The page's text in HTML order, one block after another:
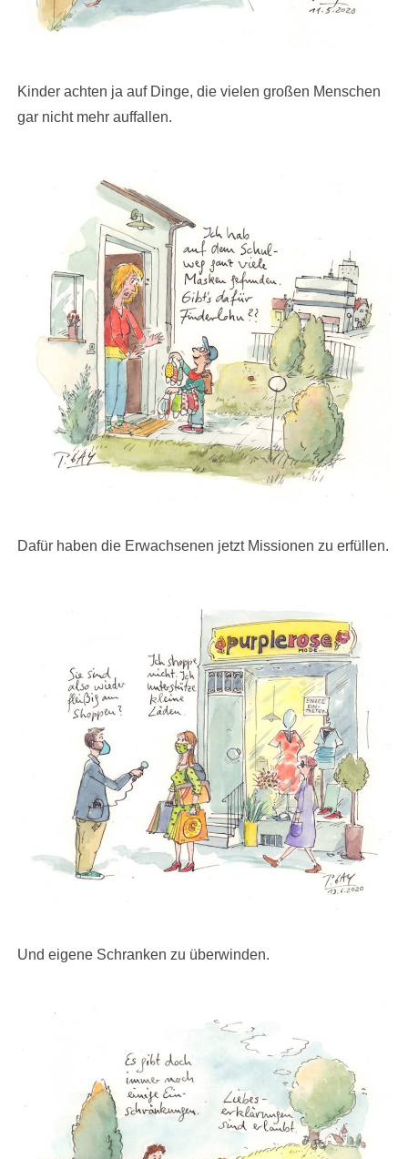
Kinder achten ja auf Dinge, die vielen großen Menschen
gar nicht mehr auffallen.
Dafür haben die Erwachsenen jetzt Missionen zu erfüllen.
Und eigene Schranken zu überwinden.